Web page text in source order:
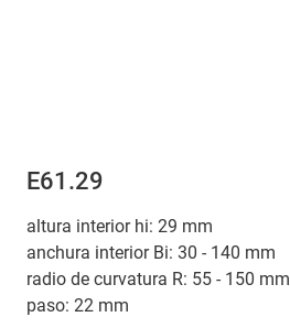
E61.29
altura interior hi: 29 mm
anchura interior Bi: 30 - 140 mm
radio de curvatura R: 55 - 150 mm
paso: 22 mm